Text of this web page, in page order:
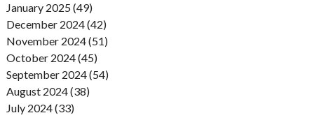
January 2025 (49)
December 2024 (42)
November 2024 (51)
October 2024 (45)
September 2024 (54)
August 2024 (38)
July 2024 (33)